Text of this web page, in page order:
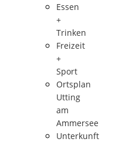
Essen
+
Trinken
Freizeit
+
Sport
Ortsplan
Utting
am
Ammersee
Unterkunft